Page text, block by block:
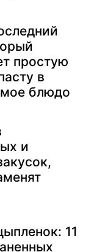
простую
в
блюдо
и
11